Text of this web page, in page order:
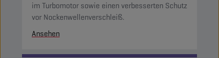
im Turbomotor sowie einen verbesserten Schutz
vor Nockenwellenverschleiß.
Ansehen